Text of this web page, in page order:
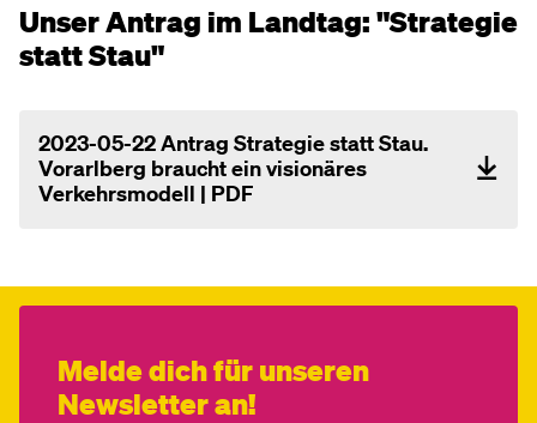
Unser Antrag im Landtag: "Strategie
statt Stau"
2023-05-22 Antrag Strategie statt Stau.
Vorarlberg braucht ein visionäres
Verkehrsmodell | PDF
Melde dich für unseren
Newsletter an!